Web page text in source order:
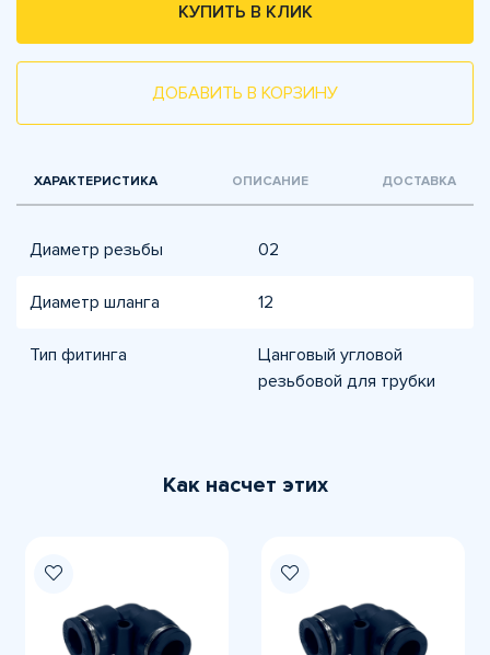
КУПИТЬ В КЛИК
ДОБАВИТЬ В КОРЗИНУ
ХАРАКТЕРИСТИКА ОПИСАНИЕ ДОСТАВКА
Диаметр резьбы 02
Диаметр шланга 12
Тип фитинга
Цанговый угловой
резьбовой для трубки
Как насчет этих